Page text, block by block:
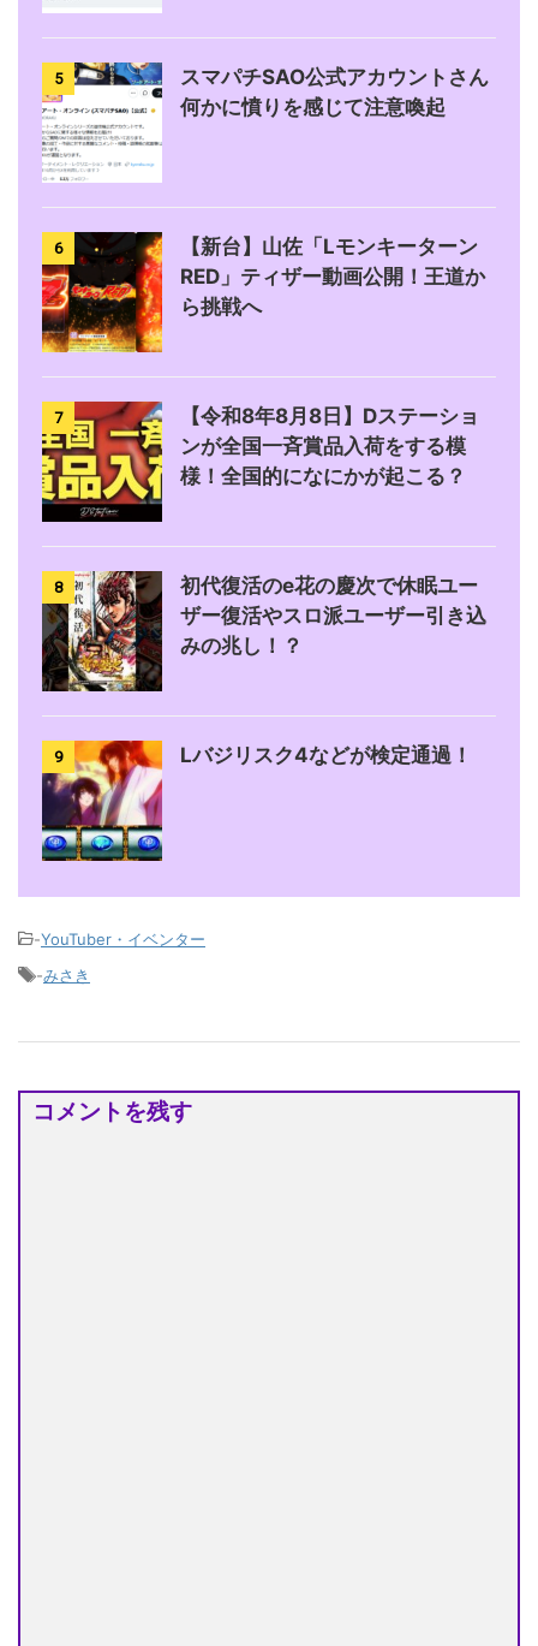
5
スマパチSAO公式アカウントさん
何かに憤りを感じて注意喚起
6
【新台】山佐「Lモンキーターン
RED」ティザー動画公開！王道か
ら挑戦へ
7
【令和8年8月8日】Dステーショ
ンが全国一斉賞品入荷をする模
様！全国的になにかが起こる？
8
初代復活のe花の慶次で休眠ユー
ザー復活やスロ派ユーザー引き込
みの兆し！？
9 Lバジリスク4などが検定通過！
-YouTuber・イベンター
-みさき
コメントを残す